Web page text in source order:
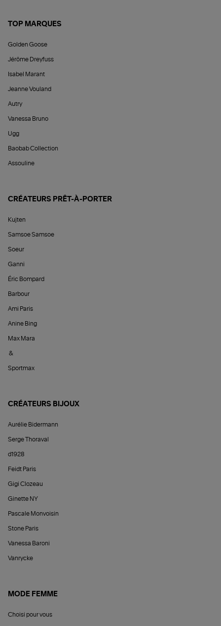
TOP MARQUES
Golden Goose
Jérôme Dreyfuss
Isabel Marant
Jeanne Vouland
Autry
Vanessa Bruno
Ugg
Baobab Collection
Assouline
CRÉATEURS PRÊT-À-PORTER
Kujten
Samsoe Samsoe
Soeur
Ganni
Éric Bompard
Barbour
Ami Paris
Anine Bing
Max Mara
&
Sportmax
CRÉATEURS BIJOUX
Aurélie Bidermann
Serge Thoraval
d1928
Feidt Paris
Gigi Clozeau
Ginette NY
Pascale Monvoisin
Stone Paris
Vanessa Baroni
Vanrycke
MODE FEMME
Choisi pour vous